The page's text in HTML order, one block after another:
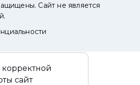
Сайт не является
сайт